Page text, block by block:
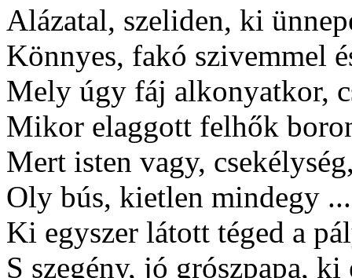
Alázatal, szeliden, ki
Könnyes, fakó szivemmel
Mely úgy fáj alkonyatkor,
Mikor elaggott felhők
Mert isten vagy,
Oly bús, kietlen mindegy
Ki egyszer látott téged a
S szegény, jó grószpapa,